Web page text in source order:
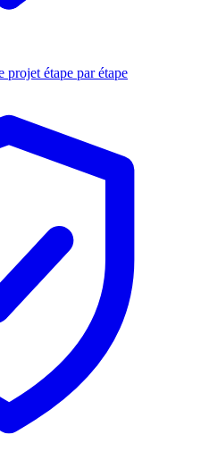
projet étape par étape